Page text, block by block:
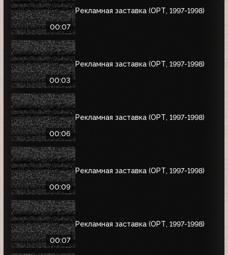
00:07
Рекламная заставка (ОРТ, 1997-1998)
00:03
Рекламная заставка (ОРТ, 1997-1998)
00:06
Рекламная заставка (ОРТ, 1997-1998)
00:09
Рекламная заставка (ОРТ, 1997-1998)
00:07
Рекламная заставка (ОРТ, 1997-1998)